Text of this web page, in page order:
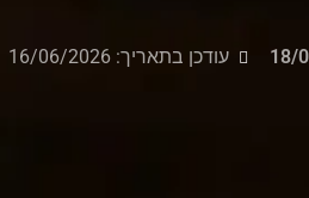
18/ עודכן בתאריך: 16/06/2026